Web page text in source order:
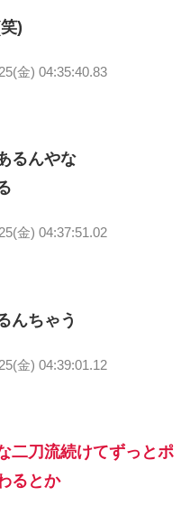
)
金) 04:35:40.83
るんやな
金) 04:37:51.02
んちゃう
金) 04:39:01.12
二刀流続けてずっとポ
るとか